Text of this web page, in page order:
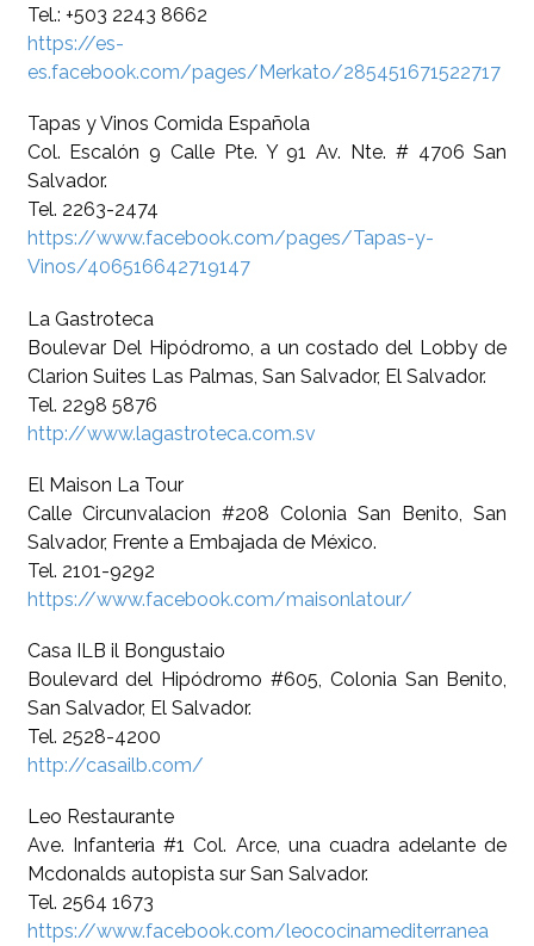
Tel.: +503 2243 8662
https://es-
es.facebook.com/pages/Merkato/285451671522717
Tapas y Vinos Comida Española
Col. Escalón 9 Calle Pte. Y 91 Av. Nte. # 4706 San
Salvador.
Tel. 2263-2474
https://www.facebook.com/pages/Tapas-y-
Vinos/406516642719147
La Gastroteca
Boulevar Del Hipódromo, a un costado del Lobby de
Clarion Suites Las Palmas, San Salvador, El Salvador.
Tel. 2298 5876
http://www.lagastroteca.com.sv
El Maison La Tour
Calle Circunvalacion #208 Colonia San Benito, San
Salvador, Frente a Embajada de México.
Tel. 2101-9292
https://www.facebook.com/maisonlatour/
Casa ILB il Bongustaio
Boulevard del Hipódromo #605, Colonia San Benito,
San Salvador, El Salvador.
Tel. 2528-4200
http://casailb.com/
Leo Restaurante
Ave. Infanteria #1 Col. Arce, una cuadra adelante de
Mcdonalds autopista sur San Salvador.
Tel. 2564 1673
https://www.facebook.com/leococinamediterranea